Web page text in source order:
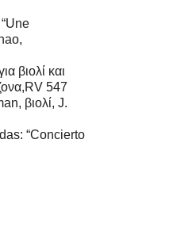
βιολί και
547
βιολί, J.
“Concierto